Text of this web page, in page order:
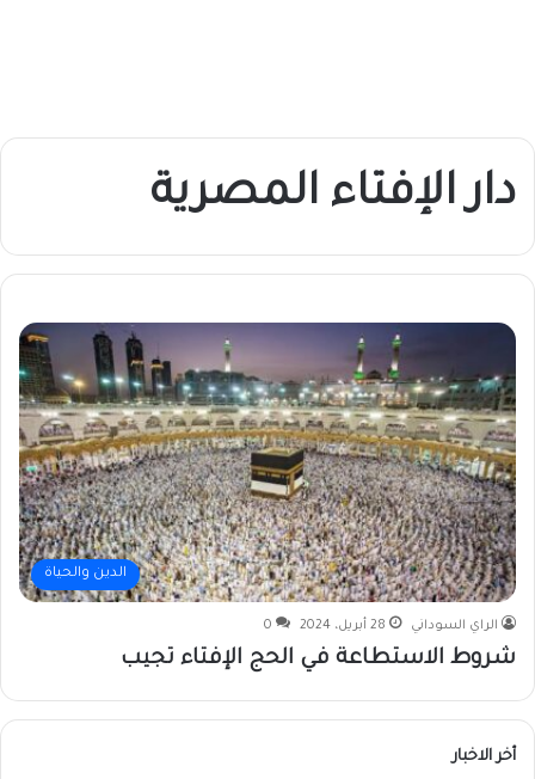
دار الإفتاء المصرية
الدين والحياة
الراي السوداني 28 أبريل، 2024 0
شروط الاستطاعة في الحج الإفتاء تجيب
أخر الاخبار